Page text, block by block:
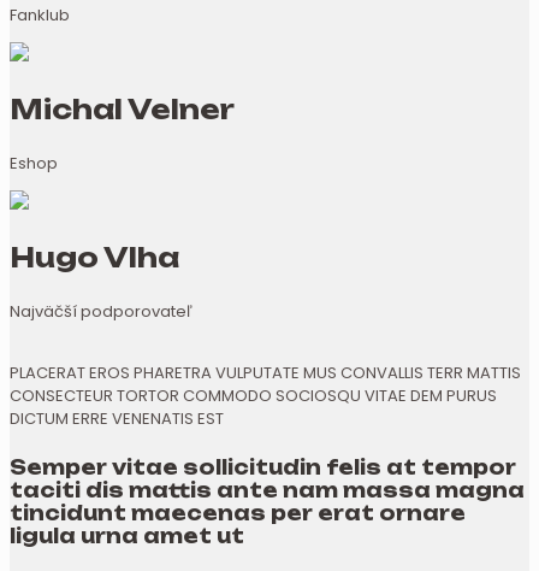
Fanklub
Michal Velner
Eshop
Hugo Vlha
Najväčší podporovateľ
PLACERAT EROS PHARETRA VULPUTATE MUS CONVALLIS TERR MATTIS
CONSECTEUR TORTOR COMMODO SOCIOSQU VITAE DEM PURUS
DICTUM ERRE VENENATIS EST
Semper vitae sollicitudin felis at tempor
taciti dis mattis ante nam massa magna
tincidunt maecenas per erat ornare
ligula urna amet ut